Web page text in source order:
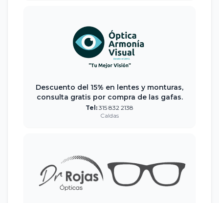
Descuento del 15% en lentes y monturas,
consulta gratis por compra de las gafas.
Tel: 315 832 2138
Caldas